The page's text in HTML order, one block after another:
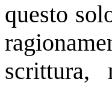
questo